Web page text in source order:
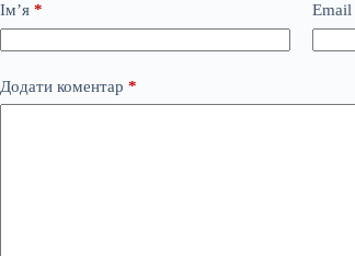
Ім’я * Email
Додати коментар *